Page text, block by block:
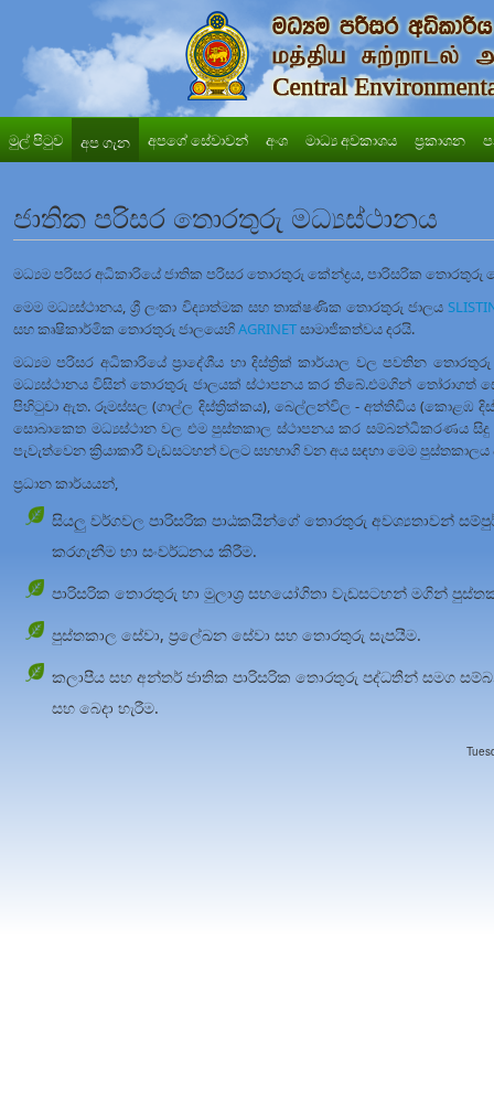
මුල් පිටුව අප ගැන අපගේ සේවාවන් අංශ මාධ්‍ය අවකාශය ප්‍රකාශන
ජාතික පරිසර තොරතුරු මධ්‍යස්ථානය
මධ්‍යම පරිසර අධිකාරියේ ජාතික පරිසර තොරතුරු කේන්ද්‍රය, පාරිසරික තොරතුරු
මෙම මධ්‍යස්ථානය, ශ්‍රී ලංකා විද්‍යාත්මක සහ තාක්ෂණික තොරතුරු ජාලය
සහ කෘෂිකාර්මික තොරතුරු ජාලයෙහිAGRINETසාමාජිකත්වය දරයි.
මධ්‍යම පරිසර අධිකාරියේ ප්‍රාදේශීය හා දිස්ත්‍රික් කාර්යාල වල පවතින
මධ්‍යස්ථානය විසින් තොරතුරු ජාලයක් ස්ථාපනය කර තිබේ.එමගින් තෝරාගත්
පිහිටුවා ඇත. රූමස්සල (ගාල්ල දිස්ත්‍රික්කය), බෙල්ලන්විල - අත්තිඩිය (කොළඹ
සොබාකෙත මධ්‍යස්ථාන වල එම පුස්තකාල ස්ථාපනය කර සම්බන්ධීකරණය
පැවැත්වෙන ක්‍රියාකාරී වැඩසටහන් වලට සහභාගි වන අය සඳහා මෙම
ප්‍රධාන කාර්යයන්,
සියලු වර්ගවල පාරිසරික පාඨකයින්ගේ තොරතුරු අවශ්‍යතාවන්
කරගැනීම හා සංවර්ධනය කිරීම.
පාරිසරික තොරතුරු හා මුලාශ්‍ර සහයෝගිතා වැඩසටහන් මගින්
පුස්තකාල සේවා, ප්‍රලේඛන සේවා සහ තොරතුරු සැපයීම.
කලාපීය සහ අන්තර් ජාතික පාරිසරික තොරතුරු පද්ධතීන් සමග
සහ බෙදා හැරීම.